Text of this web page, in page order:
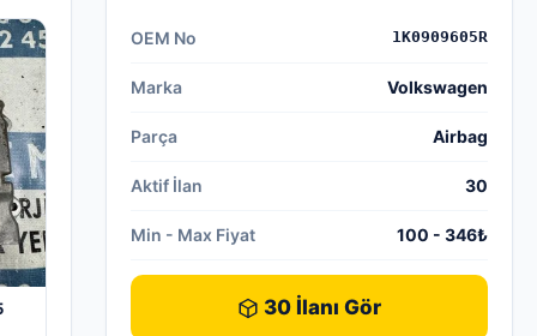
OEM No 1K0909605R
Marka Volkswagen
Parça Airbag
Aktif İlan 30
Min - Max Fiyat 100 - 346₺
30 İlanı Gör